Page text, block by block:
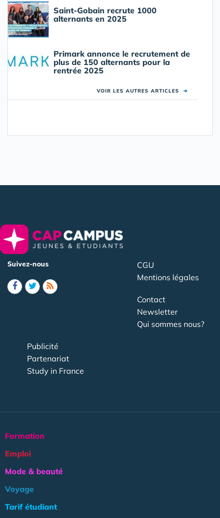
Saint-Gobain recrute 1000
alternants en 2025
Primark annonce le recrutement de
plus de 150 alternants pour la
rentrée 2025
VOIR LES AUTRES ARTICLES ➜
Suivez-nous
CGU
Mentions légales
Contact
Newsletter
Qui sommes nous?
Publicité
Partenariat
Study in France
Formation
Emploi
Mode & beauté
Voyage
Tarif étudiant